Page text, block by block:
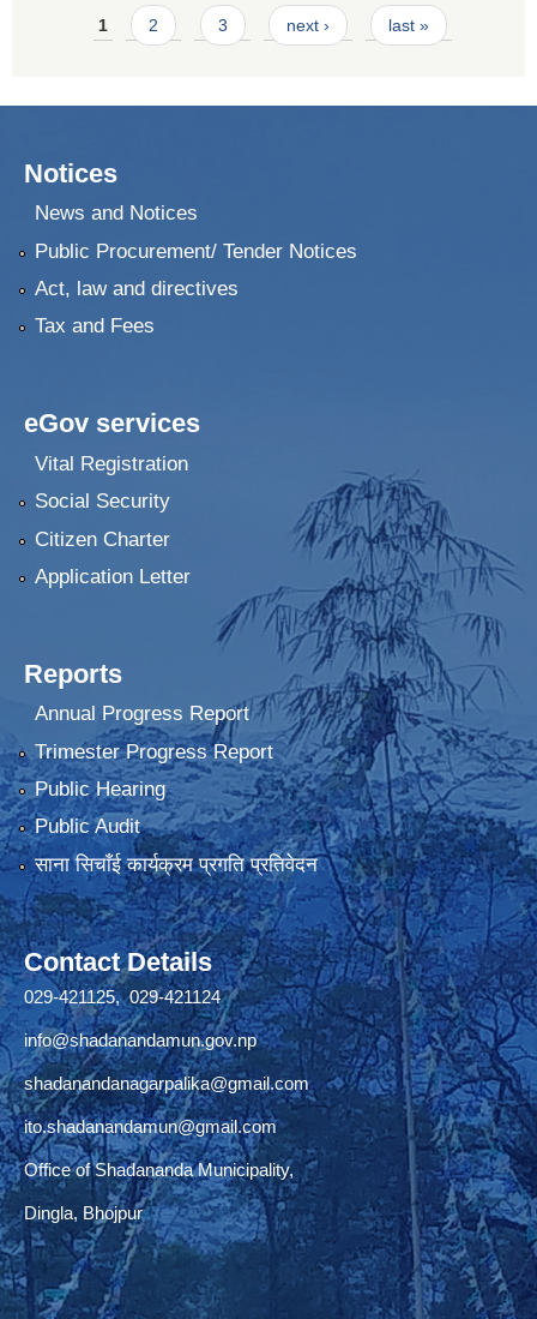
Pages
1 2 3 next › last »
Notices
News and Notices
Public Procurement/ Tender Notices
Act, law and directives
Tax and Fees
eGov services
Vital Registration
Social Security
Citizen Charter
Application Letter
Reports
Annual Progress Report
Trimester Progress Report
Public Hearing
Public Audit
साना सिचाँई कार्यक्रम प्रगति प्रतिवेदन
Contact Details
029-421125, 029-421124
info@shadanandamun.gov.np
shadanandanagarpalika@gmail.com
ito.shadanandamun@gmail.com
Office of Shadananda Municipality,
Dingla, Bhojpur